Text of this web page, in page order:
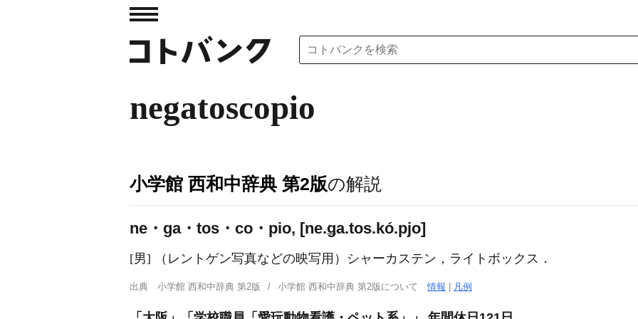
negatoscopio
小学館 西和中辞典 第2版の解説
ne・ga・tos・co・pio, [ne.ǥa.tos.kó.pjo]
[男] （レントゲン写真などの映写用）シャーカステン，ライトボックス．
出典 小学館 西和中辞典 第2版 小学館 西和中辞典 第2版について情報 凡例